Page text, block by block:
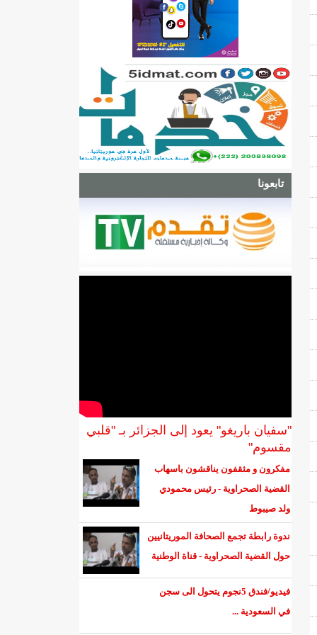
تابعونا
"سفيان باريغو" يعود إلى الجزائر بـ "قلبي
مقسوم"
مفكرون و مثقفون يناقشون باسهاب
القضية الصحراوية - رئيس محمودي
ولد صيبوط
ندوة رابطة تجمع الصحافة الموريتانيين
حول القضية الصحراوية - قناة الوطنية
فيديو/فندق 5نجوم يتحول الى سجن
في السعودية ...